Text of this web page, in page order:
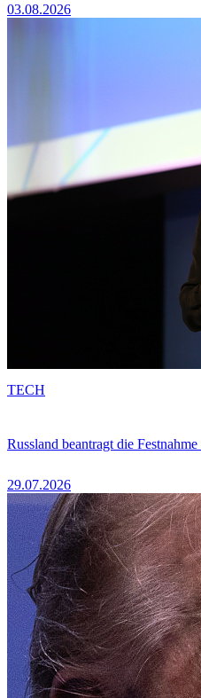
03.08.2026
Russland beantragt die
29.07.2026
TECH